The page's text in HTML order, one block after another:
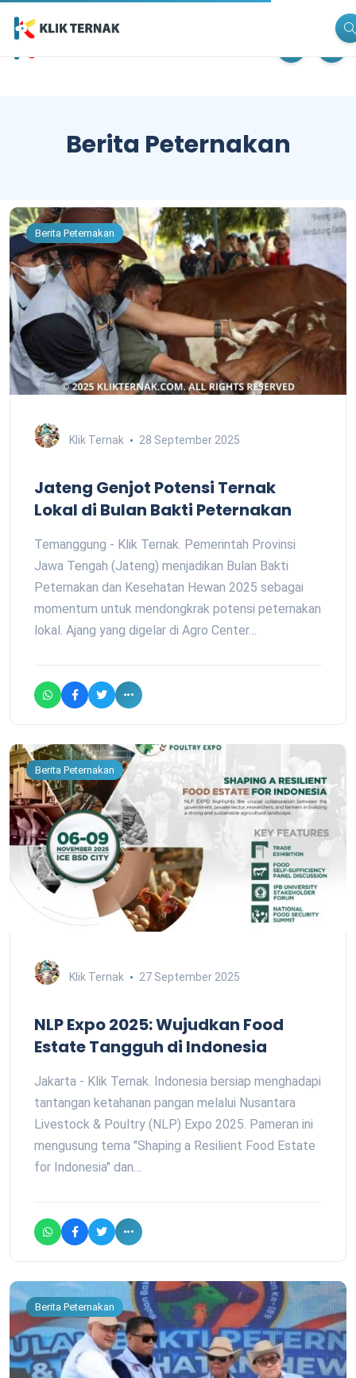
Berita Peternakan
Berita Peternakan
Klik Ternak 28 September 2025
Jateng Genjot Potensi Ternak
Lokal di Bulan Bakti Peternakan
Temanggung - Klik Ternak. Pemerintah Provinsi
Jawa Tengah (Jateng) menjadikan Bulan Bakti
Peternakan dan Kesehatan Hewan 2025 sebagai
momentum untuk mendongkrak potensi peternakan
lokal. Ajang yang digelar di Agro Center…
Berita Peternakan
Klik Ternak 27 September 2025
NLP Expo 2025: Wujudkan Food
Estate Tangguh di Indonesia
Jakarta - Klik Ternak. Indonesia bersiap menghadapi
tantangan ketahanan pangan melalui Nusantara
Livestock & Poultry (NLP) Expo 2025. Pameran ini
mengusung tema "Shaping a Resilient Food Estate
for Indonesia" dan…
Berita Peternakan